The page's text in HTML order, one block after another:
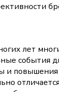
лет
события
и